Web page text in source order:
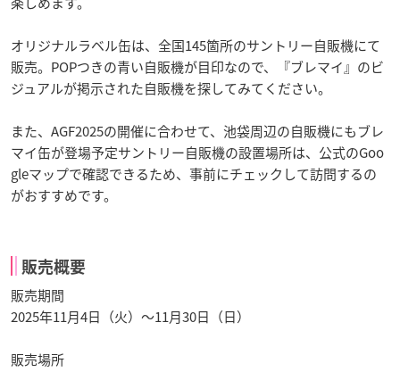
オリジナルラベル缶は、全国145箇所のサントリー自販機にて
販売。POPつきの青い自販機が目印なので、『ブレマイ』のビ
ジュアルが掲示された自販機を探してみてください。
また、AGF2025の開催に合わせて、池袋周辺の自販機にもブレ
マイ缶が登場予定サントリー自販機の設置場所は、公式のGoo
gleマップで確認できるため、事前にチェックして訪問するの
がおすすめです。
販売概要
販売期間
2025年11月4日（火）〜11月30日（日）
販売場所